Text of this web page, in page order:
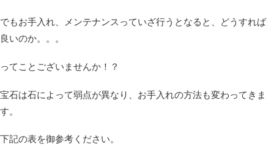
でもお手入れ、メンテナンスっていざ行うとなると、どうすれば
良いのか。。。
ってことございませんか！？
宝石は石によって弱点が異なり、お手入れの方法も変わってきま
す。
下記の表を御参考ください。